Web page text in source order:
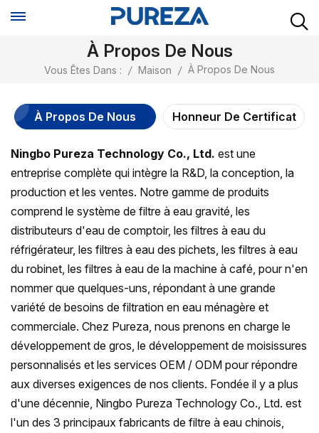
À Propos De Nous
Vous Êtes Dans : / Maison / À Propos De Nous
À Propos De Nous Honneur De Certificat
Ningbo Pureza Technology Co., Ltd. est une
entreprise complète qui intègre la R&D, la conception, la
production et les ventes. Notre gamme de produits
comprend le système de filtre à eau gravité, les
distributeurs d'eau de comptoir, les filtres à eau du
réfrigérateur, les filtres à eau des pichets, les filtres à eau
du robinet, les filtres à eau de la machine à café, pour n'en
nommer que quelques-uns, répondant à une grande
variété de besoins de filtration en eau ménagère et
commerciale. Chez Pureza, nous prenons en charge le
développement de gros, le développement de moisissures
personnalisés et les services OEM / ODM pour répondre
aux diverses exigences de nos clients. Fondée il y a plus
d'une décennie, Ningbo Pureza Technology Co., Ltd. est
l'un des 3 principaux fabricants de filtre à eau chinois,